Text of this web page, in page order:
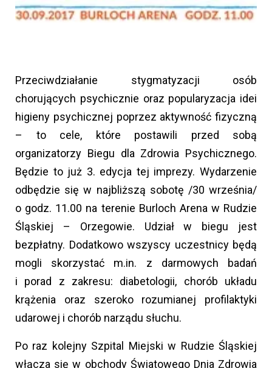
Przeciwdziałanie stygmatyzacji osób
chorujących psychicznie oraz popularyzacja idei
higieny psychicznej poprzez aktywność fizyczną
– to cele, które postawili przed sobą
organizatorzy Biegu dla Zdrowia Psychicznego.
Będzie to już 3. edycja tej imprezy. Wydarzenie
odbędzie się w najbliższą sobotę /30 września/
o godz. 11.00 na terenie Burloch Arena w Rudzie
Śląskiej – Orzegowie. Udział w biegu jest
bezpłatny. Dodatkowo wszyscy uczestnicy będą
mogli skorzystać m.in. z darmowych badań
i porad z zakresu: diabetologii, chorób układu
krążenia oraz szeroko rozumianej profilaktyki
udarowej i chorób narządu słuchu.
Po raz kolejny Szpital Miejski w Rudzie Śląskiej
włącza się w obchody Światowego Dnia Zdrowia